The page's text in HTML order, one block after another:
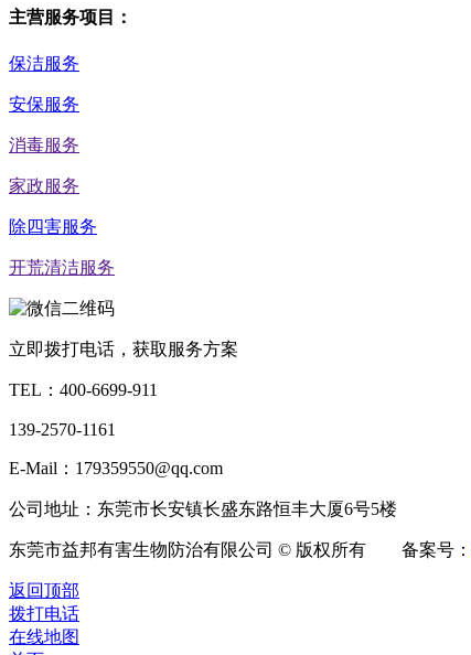
主营服务项目：
保洁服务
安保服务
消毒服务
家政服务
除四害服务
开荒清洁服务
立即拨打电话，获取服务方案
TEL： 400-6699-911
139-2570-1161
E-Mail：179359550@qq.com
公司地址：东莞市长安镇长盛东路恒丰大厦6号5楼
东莞市益邦有害生物防治有限公司 © 版权所有 备案号：
返回顶部
拨打电话
在线地图